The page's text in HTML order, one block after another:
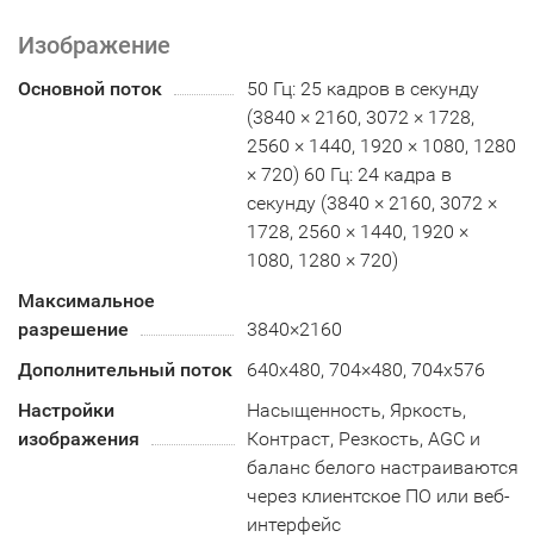
Изображение
Основной поток
50 Гц: 25 кадров в секунду
(3840 × 2160, 3072 × 1728,
2560 × 1440, 1920 × 1080, 1280
× 720) 60 Гц: 24 кадра в
секунду (3840 × 2160, 3072 ×
1728, 2560 × 1440, 1920 ×
1080, 1280 × 720)
Максимальное
разрешение
3840×2160
Дополнительный поток
640x480, 704×480, 704x576
Настройки
изображения
Насыщенность, Яркость,
Контраст, Резкость, AGC и
баланс белого настраиваются
через клиентское ПО или веб-
интерфейс